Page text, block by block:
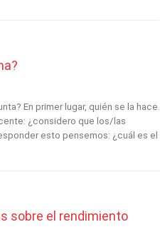
En primer lugar, quién se la hace.
¿considero que los/las
esto pensemos: ¿cuál es el
sobre el rendimiento